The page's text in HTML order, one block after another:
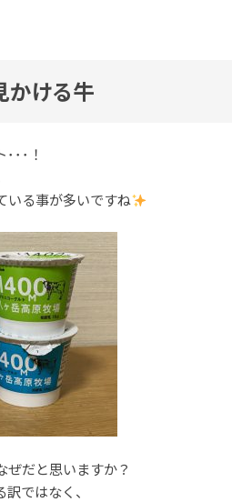
かける牛
･･！
いる事が多いですね
ぜだと思いますか？
ではなく、